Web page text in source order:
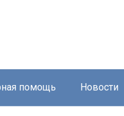
помощь Новости